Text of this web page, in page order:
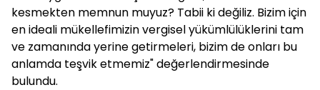
kesmekten memnun muyuz? Tabii ki değiliz. Bizim için
en ideali mükellefimizin vergisel yükümlülüklerini tam
ve zamanında yerine getirmeleri, bizim de onları bu
anlamda teşvik etmemiz" değerlendirmesinde
bulundu.